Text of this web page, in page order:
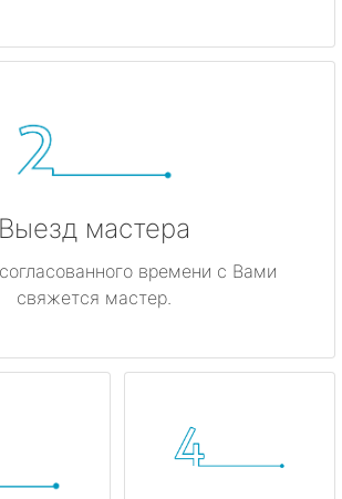
Выезд мастера
времени с Вами
свяжется мастер.